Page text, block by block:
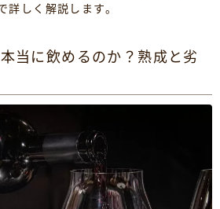
しく解説します。
当に飲めるのか？熟成と劣